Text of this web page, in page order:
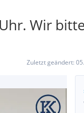
Wir
Zuletzt geändert: